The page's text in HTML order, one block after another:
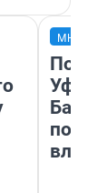
Уфы: